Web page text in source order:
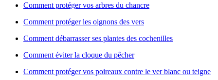
Comment protéger vos arbres du chancre
Comment protéger les oignons des vers
Comment débarrasser ses plantes des cochenilles
Comment éviter la cloque du pêcher
Comment protéger vos poireaux contre le ver blanc ou teigne